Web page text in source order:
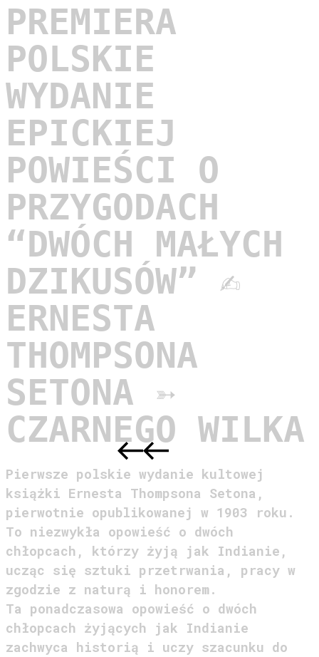
PREMIERA
POLSKIE
WYDANIE
EPICKIEJ
POWIEŚCI O
PRZYGODACH
“DWÓCH MAŁYCH
DZIKUSÓW” ✍︎
ERNESTA
THOMPSONA
SETONA ➳
CZARNEGO WILKA
Pierwsze polskie wydanie kultowej
książki Ernesta Thompsona Setona,
pierwotnie opublikowanej w 1903 roku.
To niezwykła opowieść o dwóch
chłopcach, którzy żyją jak Indianie,
ucząc się sztuki przetrwania, pracy w
zgodzie z naturą i honorem.
Ta ponadczasowa opowieść o dwóch
chłopcach żyjących jak Indianie
zachwyca historią i uczy szacunku do